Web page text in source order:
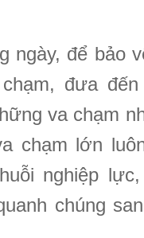
ngày, để bảo
đưa đến
va chạm
chạm lớn
nghiệp
chúng